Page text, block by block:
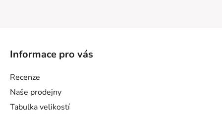
Informace pro vás
Recenze
Naše prodejny
Tabulka velikostí